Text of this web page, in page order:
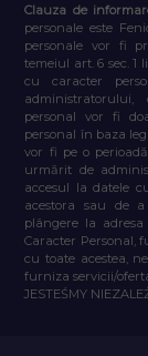
Clauza de
personale este
personale vor fi
temeiul art. 6 sec.
cu caracter
personal vor fi
personal în baza
vor fi pe o
urmărit de
accesul la datele
acestora sau de
plângere la
Caracter Personal,
cu toate acestea,
furniza servicii/
JESTEŚMY